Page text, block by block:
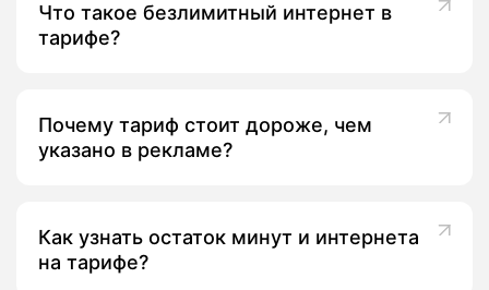
Что такое безлимитный интернет в
тарифе?
Почему тариф стоит дороже, чем
указано в рекламе?
Как узнать остаток минут и интернета
на тарифе?